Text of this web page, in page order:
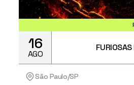
16
AGO
São Paulo/SP